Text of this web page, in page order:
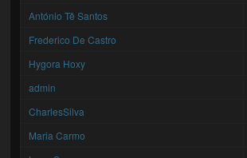
António Tê Santos
Frederico De Castro
Hygora Hoxy
admin
CharlesSilva
Maria Carmo